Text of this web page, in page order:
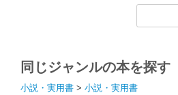
同じジャンルの本を探す
小説・実用書 > 小説・実用書